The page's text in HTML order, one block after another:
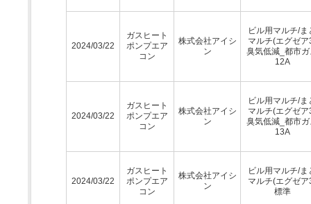
2024/03/22
ガスヒート
ポンプエア
コン
株式会社アイシ
ン
ビル用マルチ/ま
マルチ(エグゼア
臭気低減_都市
12A
2024/03/22
ガスヒート
ポンプエア
コン
株式会社アイシ
ン
ビル用マルチ/ま
マルチ(エグゼア
臭気低減_都市
13A
2024/03/22
ガスヒート
ポンプエア
コン
株式会社アイシ
ン
ビル用マルチ/ま
マルチ(エグゼア
標準